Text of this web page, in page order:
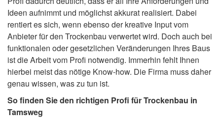
Ideen aufnimmt und möglichst akkurat realisiert. Dabei
rentiert es sich, wenn ebenso der kreative Input vom
Anbieter für den Trockenbau verwertet wird. Doch auch bei
funktionalen oder gesetzlichen Veränderungen Ihres Baus
ist die Arbeit vom Profi notwendig. Immerhin fehlt Ihnen
hierbei meist das nötige Know-how. Die Firma muss daher
genau wissen, was zu tun ist.
So finden Sie den richtigen Profi für Trockenbau in
Tamsweg